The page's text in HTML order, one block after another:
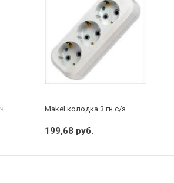
выключатель 1/40А
Makel колодка 3 гн с/з
199,68 руб.